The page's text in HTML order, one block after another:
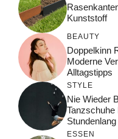
Kunststoff
BEAUTY
Doppelkinn
Moderne
Alltagstipps
STYLE
Nie Wieder
Tanzschuhe
ESSEN